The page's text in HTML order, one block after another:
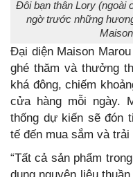
Đôi bạn thân Lory (ngoài
ngờ trước những
Đại diện Maison
ghé thăm và thưởng
khá đông, chiếm
cửa hàng mỗi ngày.
thống dự kiến sẽ đón
tế đến mua sắm và
“Tất cả sản phẩm